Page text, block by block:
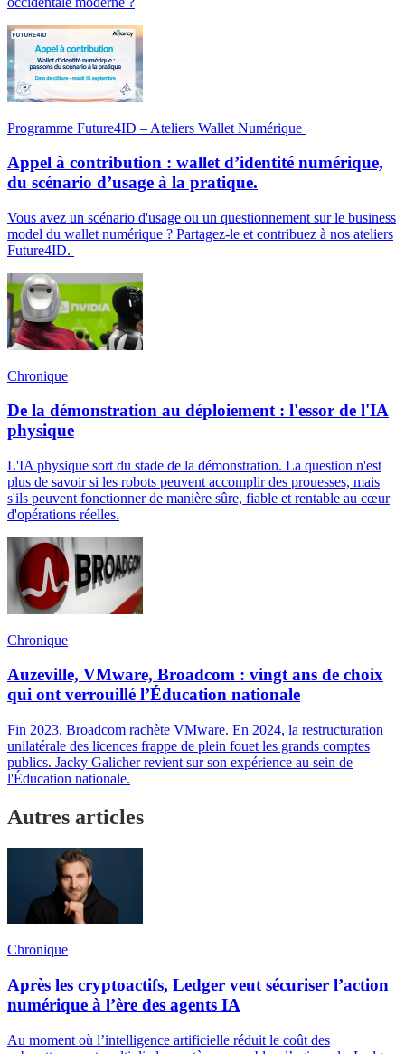
Programme Future4ID – Ateliers Wallet Numérique
Appel à contribution : wallet d’identité numérique,
du scénario d’usage à la pratique.
Vous avez un scénario d'usage ou un questionnement sur le business
model du wallet numérique ? Partagez-le et contribuez à nos ateliers
Future4ID.
Chronique
De la démonstration au déploiement : l'essor de l'IA
physique
L'IA physique sort du stade de la démonstration. La question n'est
plus de savoir si les robots peuvent accomplir des prouesses, mais
s'ils peuvent fonctionner de manière sûre, fiable et rentable au cœur
d'opérations réelles.
Chronique
Auzeville, VMware, Broadcom : vingt ans de choix
qui ont verrouillé l’Éducation nationale
Fin 2023, Broadcom rachète VMware. En 2024, la restructuration
unilatérale des licences frappe de plein fouet les grands comptes
publics. Jacky Galicher revient sur son expérience au sein de
l'Éducation nationale.
Autres articles
Chronique
Après les cryptoactifs, Ledger veut sécuriser l’action
numérique à l’ère des agents IA
Au moment où l’intelligence artificielle réduit le coût des